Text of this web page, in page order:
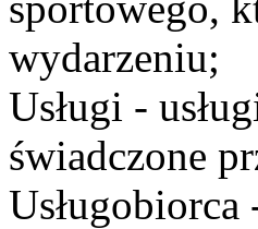
wydarzeniu;
Usługi -
świadczone